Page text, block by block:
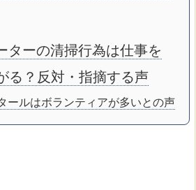
ターの清掃行為は仕事を
る？反対・指摘する声
ールはボランティアが多いとの声